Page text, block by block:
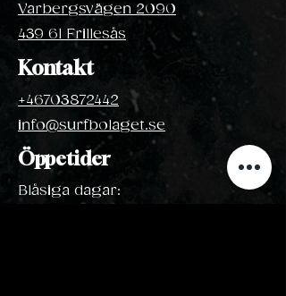
Varbergsvägen 2090
439 61 Frillesås
Kontakt
+46703872442
info@surfbolaget.se
Öppetider
Blåsiga dagar: